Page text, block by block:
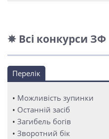
✵ Всі конкурси ЗФ
Перелік
• Можливість зупинки
• Останній засіб
• Загибель богів
• Зворотний бік